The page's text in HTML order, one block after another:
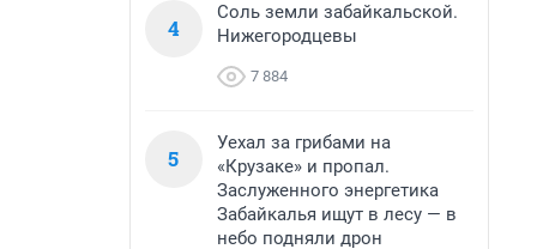
4
Соль земли забайкальской.
Нижегородцевы
7 884
5
Уехал за грибами на
«Крузаке» и пропал.
Заслуженного энергетика
Забайкалья ищут в лесу — в
небо подняли дрон